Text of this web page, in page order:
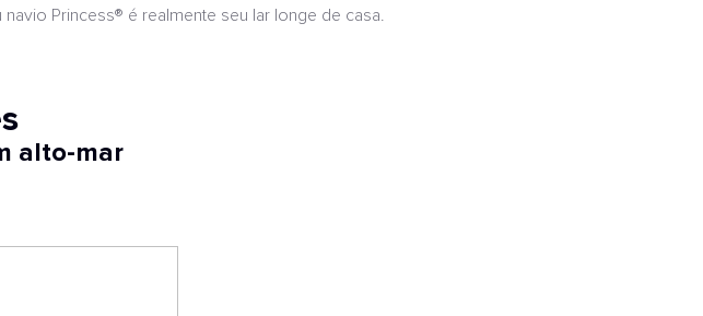
Princess® é realmente seu lar longe de casa.
alto-mar